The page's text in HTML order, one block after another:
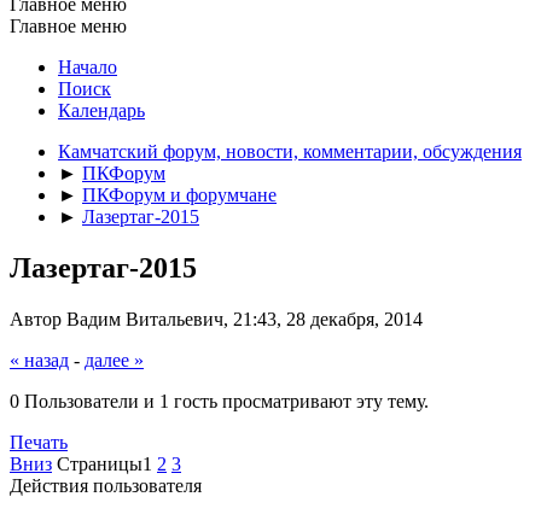
Главное меню
Начало
Поиск
Календарь
Камчатский форум, новости, комментарии, обсуждения
► ПКФорум
► ПКФорум и форумчане
► Лазертаг-2015
Лазертаг-2015
Автор Вадим Витальевич, 21:43, 28 декабря, 2014
« назад - далее »
0 Пользователи и 1 гость просматривают эту тему.
Печать
Вниз Страницы1 2 3
Действия пользователя